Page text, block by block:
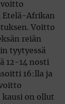
voitto
Etelä-Afrikan
Voitto
reiän
tyytyessä
12-14 nosti
16:lla ja
kausi on ollut